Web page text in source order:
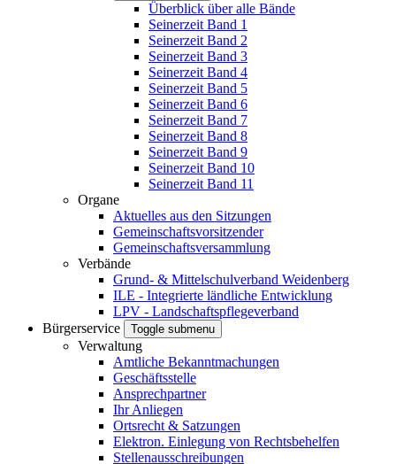
Überblick über alle Bände
Seinerzeit Band 1
Seinerzeit Band 2
Seinerzeit Band 3
Seinerzeit Band 4
Seinerzeit Band 5
Seinerzeit Band 6
Seinerzeit Band 7
Seinerzeit Band 8
Seinerzeit Band 9
Seinerzeit Band 10
Seinerzeit Band 11
Organe
Aktuelles aus den Sitzungen
Gemeinschaftsvorsitzender
Gemeinschaftsversammlung
Verbände
Grund- & Mittelschulverband Weidenberg
ILE - Integrierte ländliche Entwicklung
LPV - Landschaftspflegeverband
Bürgerservice
Toggle submenu
Verwaltung
Amtliche Bekanntmachungen
Geschäftsstelle
Ansprechpartner
Ihr Anliegen
Ortsrecht & Satzungen
Elektron. Einlegung von Rechtsbehelfen
Stellenausschreibungen